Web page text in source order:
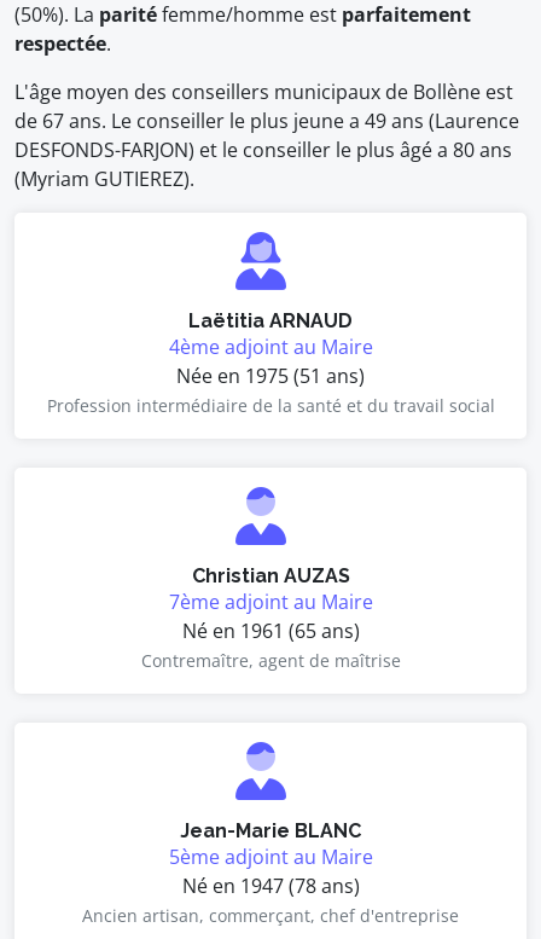
(50%). La paritéfemme/homme est parfaitement
respectée.
L'âge moyen des conseillers municipaux de Bollène est
de 67 ans. Le conseiller le plus jeune a 49 ans (Laurence
DESFONDS-FARJON) et le conseiller le plus âgé a 80 ans
(Myriam GUTIEREZ).
Laëtitia ARNAUD
4ème adjoint au Maire
Née en 1975 (51 ans)
Profession intermédiaire de la santé et du travail social
Christian AUZAS
7ème adjoint au Maire
Né en 1961 (65 ans)
Contremaître, agent de maîtrise
Jean-Marie BLANC
5ème adjoint au Maire
Né en 1947 (78 ans)
Ancien artisan, commerçant, chef d'entreprise